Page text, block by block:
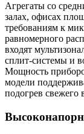
Агрегаты со
залах, офисах
требованиям к
равномерного
входят
сплит-системы и
Мощность
модели
подогрев свежего